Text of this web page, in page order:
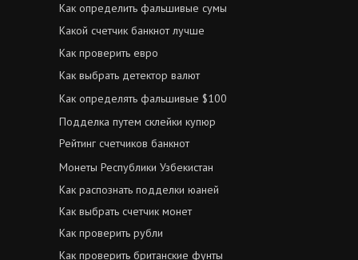
Как определить фальшивые сумы
Какой счетчик банкнот лучше
Как проверить евро
Как выбрать детектор валют
Как определять фальшивые $100
Подделка путем склейки купюр
Рейтинг счетчиков банкнот
Монеты Республики Узбекистан
Как распознать подделки юаней
Как выбрать счетчик монет
Как проверить рубли
Как проверить британские фунты